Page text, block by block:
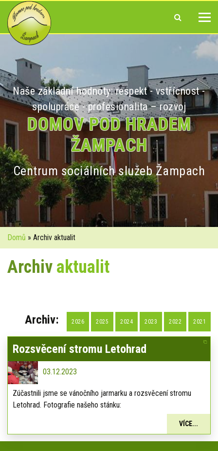
Naše základní hodnoty: respekt - vstřícnost -
spolupráce - profesionalita – rozvoj
DOMOV POD HRADEM
ŽAMPACH
Centrum sociálních služeb Žampach
Domů » Archiv aktualit
Archiv aktualit
Archiv: 2026 2025 2024 2023 2022 2021
Rozsvěcení stromu Letohrad
03.12.2023
Zúčastnili jsme se vánočního jarmarku a rozsvěcení stromu
Letohrad. Fotografie našeho stánku:
VÍCE...